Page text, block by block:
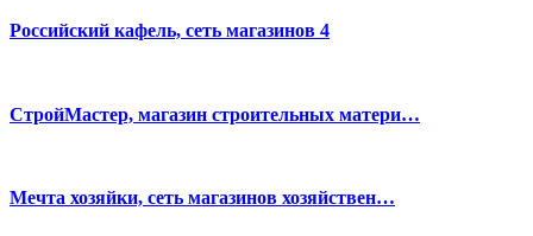
Российский кафель, сеть магазинов 4
СтройМастер, магазин строительных матери…
Мечта хозяйки, сеть магазинов хозяйствен…